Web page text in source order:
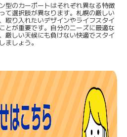
型のカーポートはそれぞれ異なる特徴
て選択肢が異なります。札幌の厳しい
取り入れたいデザインやライフスタイ
とが重要です。自分のニーズに最適な
厳しい天候にも負けない快適でスタイ
ましょう。